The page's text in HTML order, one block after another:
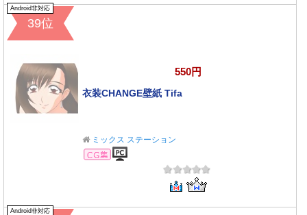
39位
Android非対応
550円
衣装CHANGE壁紙 Tifa
ミックス ステーション
CG集
Android非対応